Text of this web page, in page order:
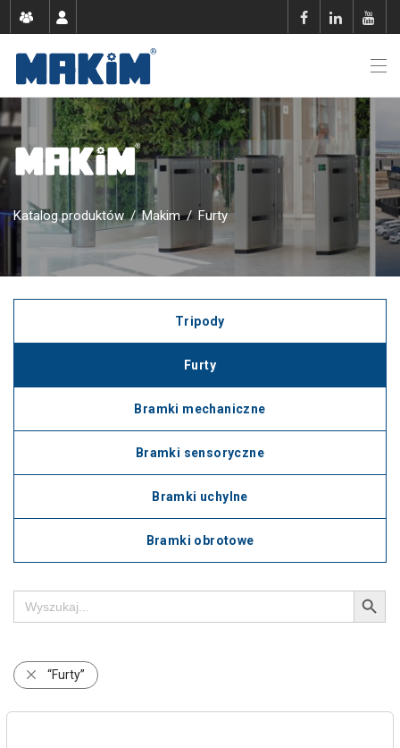
Katalog produktów / Makim / Furty
Tripody
Furty
Bramki mechaniczne
Bramki sensoryczne
Bramki uchylne
Bramki obrotowe
Search
for:
Search Button
“Furty”